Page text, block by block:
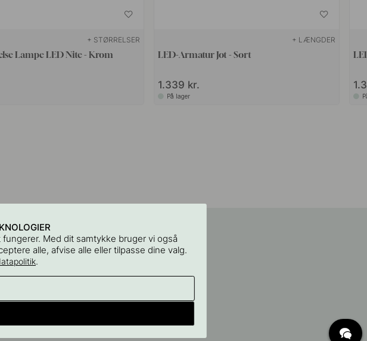
+ STØRRELSER
Lampe LED Nite - Krom
+ LÆNGDER
LED-Armatur Jot - Sort
1.339 kr.
På lager
rum i hjemmet
AB
Med dit samtykke bruger vi også
alle, afvise alle eller tilpasse dine valg.
.